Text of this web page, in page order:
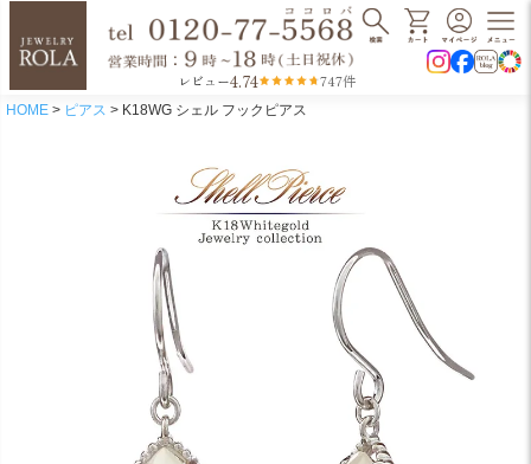
レビュー4.74 747件
HOME ピアス K18WG シェル フックピアス